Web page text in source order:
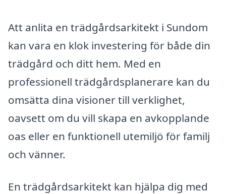
Att anlita en trädgårdsarkitekt i Sundom
kan vara en klok investering för både din
trädgård och ditt hem. Med en
professionell trädgårdsplanerare kan du
omsätta dina visioner till verklighet,
oavsett om du vill skapa en avkopplande
oas eller en funktionell utemiljö för familj
och vänner.
En trädgårdsarkitekt kan hjälpa dig med